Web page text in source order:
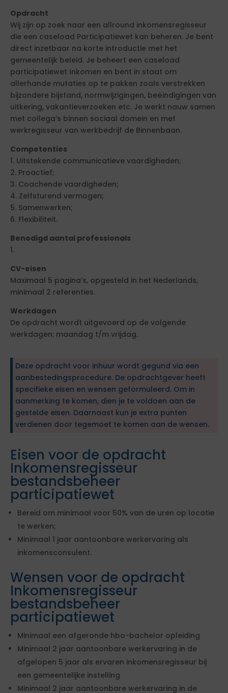
Opdracht
Wij zijn op zoek naar een allround inkomensregisseur
die een caseload Participatiewet kan beheren. Je bent
direct inzetbaar na korte introductie met het
gemeentelijk beleid. Je beheert een caseload
participatiewet Inkomen en bent in staat om
allerhande mutaties op te pakken zoals verstrekken
bijzondere bijstand, normwijzigingen, beëindigingen van
uitkering, vakantieverzoeken etc. Je werkt nauw samen
met collega’s binnen sociaal domein en met
werkregisseur van werkbedrijf de Binnenbaan.
Competenties
1. Uitstekende communicatieve vaardigheden;
2. Proactief;
3. Coachende vaardigheden;
4. Zelfsturend vermogen;
5. Samenwerken;
6. Flexibiliteit.
Benodigd aantal professionals
1.
CV-eisen
Maximaal 5 pagina’s, opgesteld in het Nederlands,
minimaal 2 referenties.
Werkdagen
De opdracht wordt uitgevoerd op de volgende
werkdagen: maandag t/m vrijdag.
Deze opdracht voor inhuur wordt gegund via een
aanbestedingsprocedure. De opdrachtgever heeft
specifieke eisen en wensen geformuleerd. Om in
aanmerking te komen, dien je te voldoen aan de
gestelde eisen. Daarnaast kun je extra punten
verdienen door tegemoet te komen aan de wensen.
Eisen voor de opdracht
Inkomensregisseur
bestandsbeheer
participatiewet
Bereid om minimaal voor 50% van de uren op locatie
te werken;
Minimaal 1 jaar aantoonbare werkervaring als
inkomensconsulent.
Wensen voor de opdracht
Inkomensregisseur
bestandsbeheer
participatiewet
Minimaal een afgeronde hbo-bachelor opleiding
Minimaal 2 jaar aantoonbare werkervaring in de
afgelopen 5 jaar als ervaren inkomensregisseur bij
een gemeentelijke instelling
Minimaal 2 jaar aantoonbare werkervaring in de